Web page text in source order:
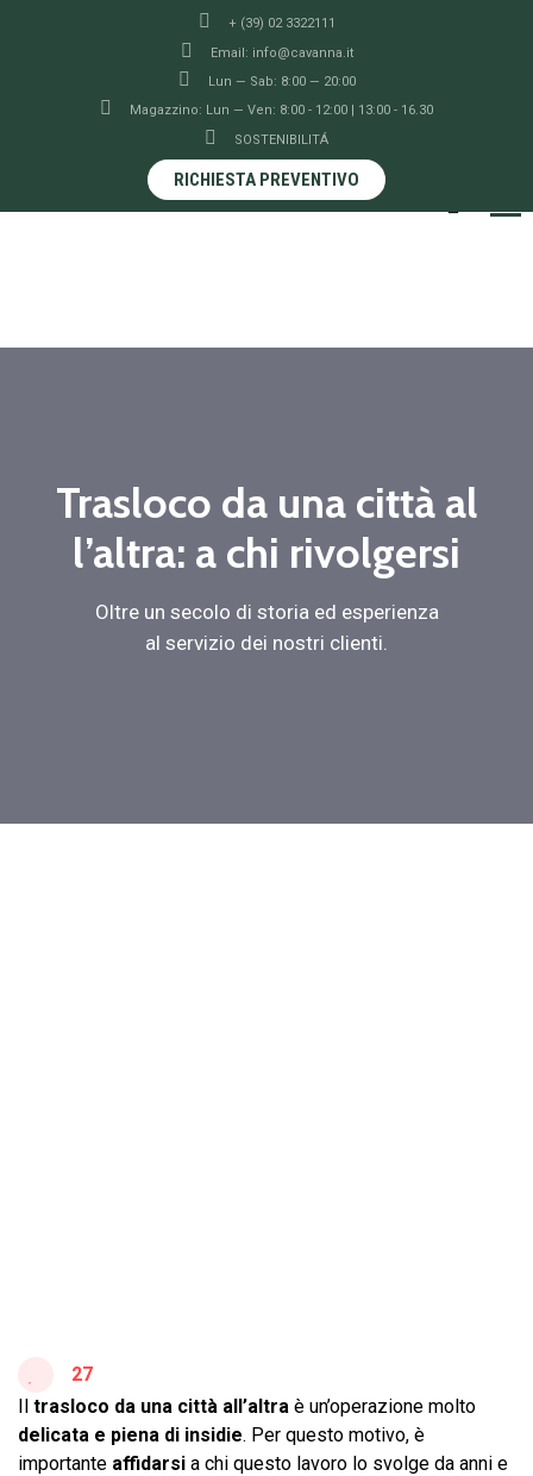
+ (39) 02 3322111
Email: info@cavanna.it
Lun — Sab: 8:00 — 20:00
Magazzino: Lun — Ven: 8:00 - 12:00 | 13:00 - 16.30
SOSTENIBILITÁ
RICHIESTA PREVENTIVO
Trasloco da una città al
l’altra: a chi rivolgersi
Oltre un secolo di storia ed esperienza
al servizio dei nostri clienti.
27
Il trasloco da una città all’altra è un’operazione molto
delicata e piena di insidie. Per questo motivo, è
importante affidarsi a chi questo lavoro lo svolge da anni e